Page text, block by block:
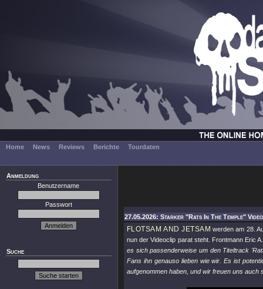
Home News Reviews Berichte Tourdaten
Anmeldung
Benutzername
Passwort
Suche
27.05.2026: Starker "Rats In The Temple"
FLOTSAM AND JETSAM werden am 28.
nun der Videoclip parat steht. Frontmann Eric
es sich passenderweise um den Titeltrack
Fans ihn genauso lieben wie wir. Es ist
aufgenommen haben, und wir freuen uns auch